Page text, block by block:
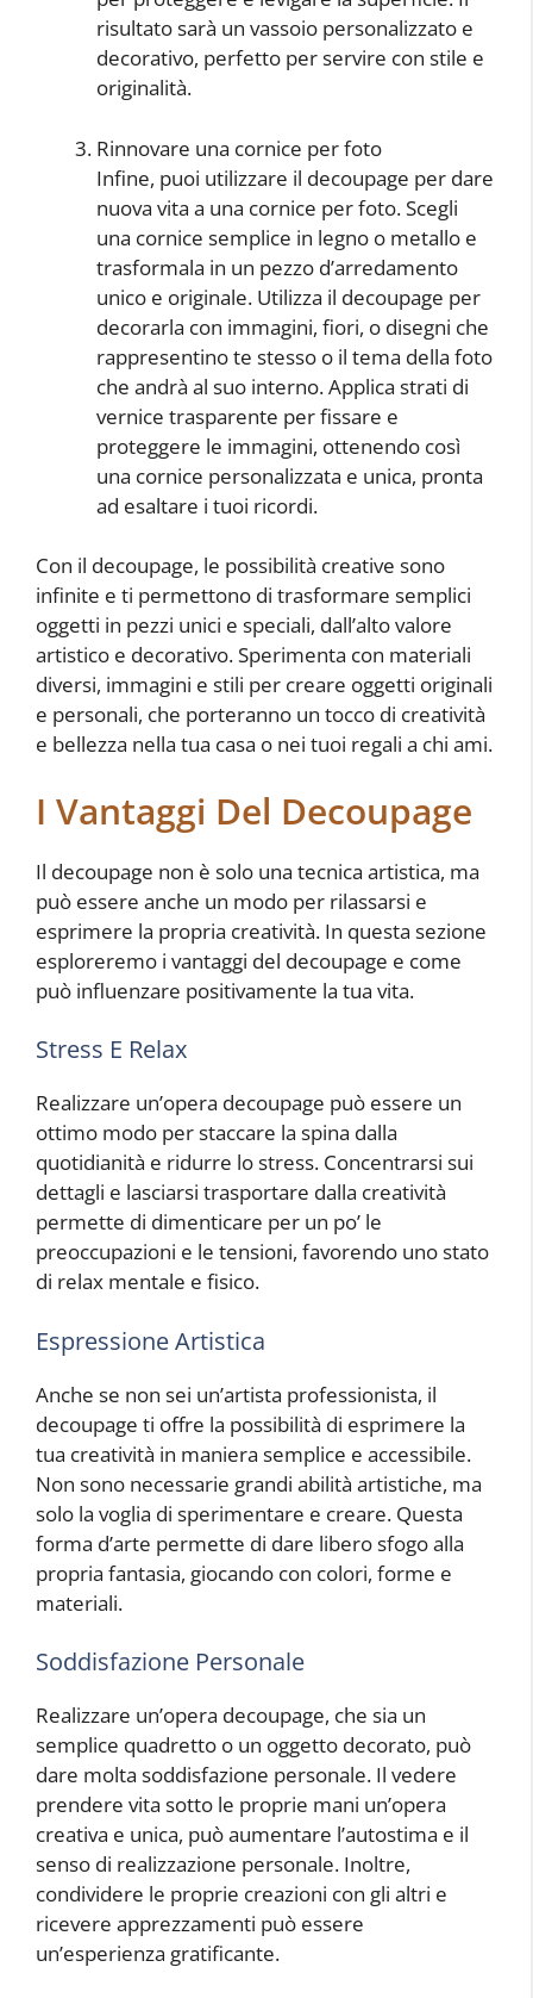
risultato sarà un vassoio personalizzato e
decorativo, perfetto per servire con stile e
originalità.
Rinnovare una cornice per foto
Infine, puoi utilizzare il decoupage per dare
nuova vita a una cornice per foto. Scegli
una cornice semplice in legno o metallo e
trasformala in un pezzo d’arredamento
unico e originale. Utilizza il decoupage per
decorarla con immagini, fiori, o disegni che
rappresentino te stesso o il tema della foto
che andrà al suo interno. Applica strati di
vernice trasparente per fissare e
proteggere le immagini, ottenendo così
una cornice personalizzata e unica, pronta
ad esaltare i tuoi ricordi.
Con il decoupage, le possibilità creative sono
infinite e ti permettono di trasformare semplici
oggetti in pezzi unici e speciali, dall’alto valore
artistico e decorativo. Sperimenta con materiali
diversi, immagini e stili per creare oggetti originali
e personali, che porteranno un tocco di creatività
e bellezza nella tua casa o nei tuoi regali a chi ami.
I Vantaggi Del Decoupage
Il decoupage non è solo una tecnica artistica, ma
può essere anche un modo per rilassarsi e
esprimere la propria creatività. In questa sezione
esploreremo i vantaggi del decoupage e come
può influenzare positivamente la tua vita.
Stress E Relax
Realizzare un’opera decoupage può essere un
ottimo modo per staccare la spina dalla
quotidianità e ridurre lo stress. Concentrarsi sui
dettagli e lasciarsi trasportare dalla creatività
permette di dimenticare per un po’ le
preoccupazioni e le tensioni, favorendo uno stato
di relax mentale e fisico.
Espressione Artistica
Anche se non sei un’artista professionista, il
decoupage ti offre la possibilità di esprimere la
tua creatività in maniera semplice e accessibile.
Non sono necessarie grandi abilità artistiche, ma
solo la voglia di sperimentare e creare. Questa
forma d’arte permette di dare libero sfogo alla
propria fantasia, giocando con colori, forme e
materiali.
Soddisfazione Personale
Realizzare un’opera decoupage, che sia un
semplice quadretto o un oggetto decorato, può
dare molta soddisfazione personale. Il vedere
prendere vita sotto le proprie mani un’opera
creativa e unica, può aumentare l’autostima e il
senso di realizzazione personale. Inoltre,
condividere le proprie creazioni con gli altri e
ricevere apprezzamenti può essere
un’esperienza gratificante.